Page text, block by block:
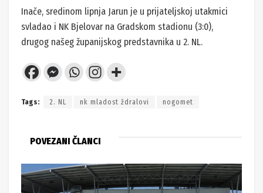
Inače, sredinom lipnja Jarun je u prijateljskoj utakmici
svladao i NK Bjelovar na Gradskom stadionu (3:0),
drugog našeg županijskog predstavnika u 2. NL.
Tags: 2. NL nk mladost ždralovi nogomet
POVEZANI ČLANCI